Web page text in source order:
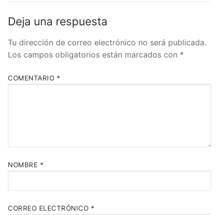
Deja una respuesta
Tu dirección de correo electrónico no será publicada.
Los campos obligatorios están marcados con *
COMENTARIO *
NOMBRE *
CORREO ELECTRÓNICO *